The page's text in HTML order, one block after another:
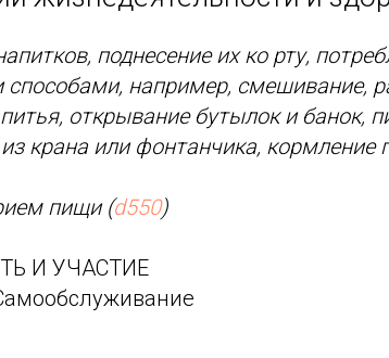
поднесение их ко рту,
например, смешивание,
открывание бутылок и банок,
крана или фонтанчика, кормление
пищи (d550)
И УЧАСТИЕ